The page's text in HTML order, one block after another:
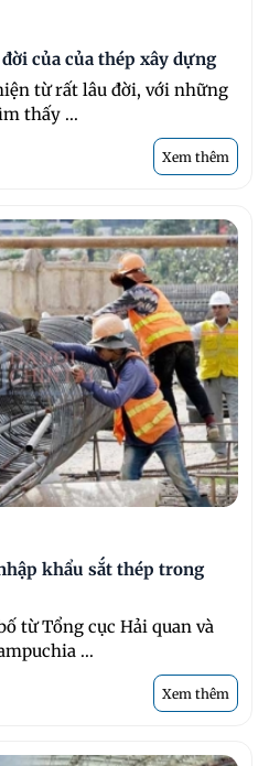
của của thép xây dựng
từ rất lâu đời, với những
thấy ...
Xem thêm
khẩu sắt thép trong
từ Tổng cục Hải quan và
...
Xem thêm